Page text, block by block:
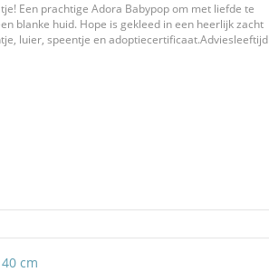
Een prachtige Adora Babypop om met liefde te
blanke huid. Hope is gekleed in een heerlijk zacht
luier, speentje en adoptiecertificaat.Adviesleeftijd
cm